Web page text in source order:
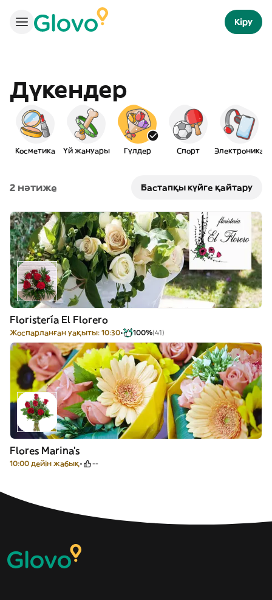
Кіру
Дүкендер
Косметика Үй жануары Гүлдер Спорт Электроника
2 нәтиже Бастапқы күйге қайтару
Floristería El Florero
Жоспарланған уақыты: 10:30 100%(41)
Flores Marina's
10:00 дейін жабық --